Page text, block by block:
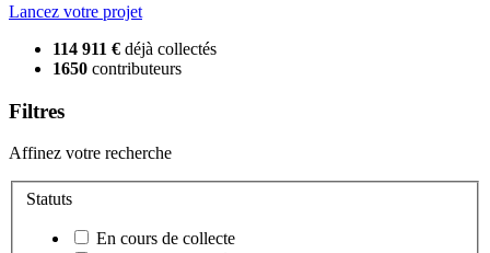
Lancez votre projet
114 911 € déjà collectés
1650 contributeurs
Filtres
Affinez votre recherche
Statuts
En cours de collecte